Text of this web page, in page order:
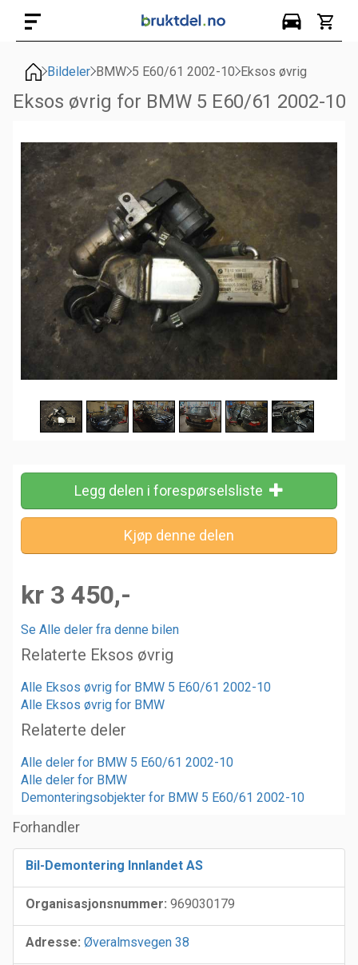
Bildeler BMW 5 E60/61 2002-10 Eksos øvrig
Eksos øvrig for BMW 5 E60/61 2002-10
Legg delen i forespørselsliste
kr 3 450,-
Se Alle deler fra denne bilen
Relaterte Eksos øvrig
Alle Eksos øvrig for BMW 5 E60/61 2002-10
Alle Eksos øvrig for BMW
Relaterte deler
Alle deler for BMW 5 E60/61 2002-10
Alle deler for BMW
Demonteringsobjekter for BMW 5 E60/61 2002-10
Forhandler
Bil-Demontering Innlandet AS
Organisasjonsnummer: 969030179
Adresse: Øveralmsvegen 38